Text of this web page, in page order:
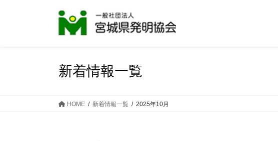
新着情報一覧
HOME 新着情報一覧 2025年10月